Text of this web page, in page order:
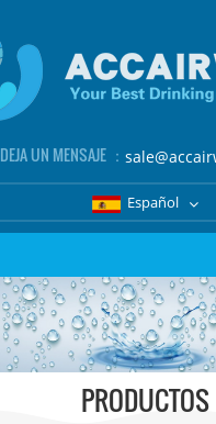
DEJA UN MENSAJE ：
Español
PRODUCTOS